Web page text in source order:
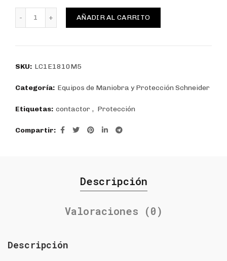
CONTACTOR EASYPACT TVS 3 POLOS -18A-AC3-
AÑADIR AL CARRITO
SKU: LC1E1810M5
Categoría: Equipos de Maniobra y Protección Schneider
Etiquetas: contactor , Protección
Compartir
Descripción
Valoraciones (0)
Descripción